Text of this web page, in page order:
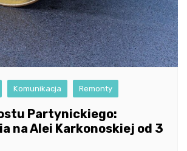
Komunikacja Remonty
Partynickiego:
na Alei Karkonoskiej od 3